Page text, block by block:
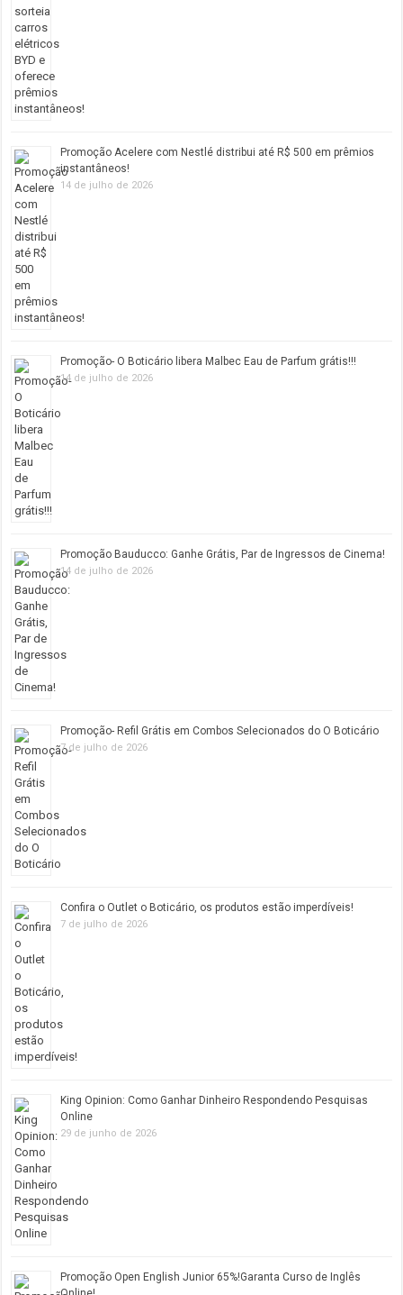
Promoção Acelere com Nestlé distribui até R$ 500 em prêmios
instantâneos!
14 de julho de 2026
Promoção- O Boticário libera Malbec Eau de Parfum grátis!!!
14 de julho de 2026
Promoção Bauducco: Ganhe Grátis, Par de Ingressos de Cinema!
14 de julho de 2026
Promoção- Refil Grátis em Combos Selecionados do O Boticário
7 de julho de 2026
Confira o Outlet o Boticário, os produtos estão imperdíveis!
7 de julho de 2026
King Opinion: Como Ganhar Dinheiro Respondendo Pesquisas
Online
29 de junho de 2026
Promoção Open English Junior 65%!Garanta Curso de Inglês